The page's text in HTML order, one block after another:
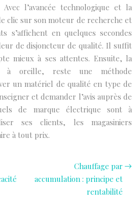
l’avancée technologique et la
clic sur son moteur de recherche et
s’affichent en quelques secondes
de disjoncteur de qualité. Il suffit
mieux à ses attentes. Ensuite, la
à oreille, reste une méthode
un matériel de qualité en type de
et demander l’avis auprès de
de marque électrique sont à
ses clients, les magasiniers
à tout prix.
Chauffage par
accumulation : principe et
rentabilité